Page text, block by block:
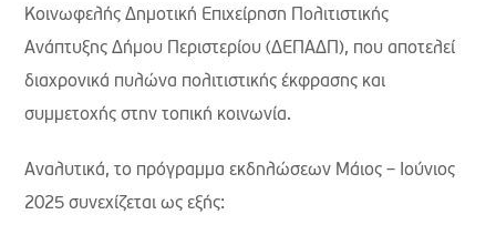
Κοινωφελής Δημοτική Επιχείρηση Πολιτιστικής
Ανάπτυξης Δήμου Περιστερίου (ΔΕΠΑΔΠ), που αποτελεί
διαχρονικά πυλώνα πολιτιστικής έκφρασης και
συμμετοχής στην τοπική κοινωνία.
Αναλυτικά, το πρόγραμμα εκδηλώσεων Μάιος – Ιούνιος
2025 συνεχίζεται ως εξής: